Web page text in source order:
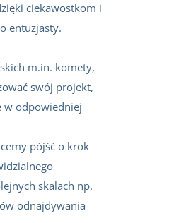
ciekawostkom i
entuzjasty.
m.in. komety,
swój projekt,
w odpowiedniej
pójść o krok
skalach np.
odnajdywania